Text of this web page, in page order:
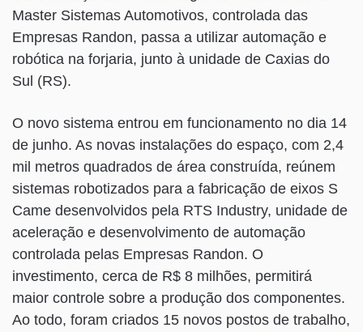
Master Sistemas Automotivos, controlada das
Empresas Randon, passa a utilizar automação e
robótica na forjaria, junto à unidade de Caxias do
Sul (RS).
O novo sistema entrou em funcionamento no dia 14
de junho. As novas instalações do espaço, com 2,4
mil metros quadrados de área construída, reúnem
sistemas robotizados para a fabricação de eixos S
Came desenvolvidos pela RTS Industry, unidade de
aceleração e desenvolvimento de automação
controlada pelas Empresas Randon. O
investimento, cerca de R$ 8 milhões, permitirá
maior controle sobre a produção dos componentes.
Ao todo, foram criados 15 novos postos de trabalho,